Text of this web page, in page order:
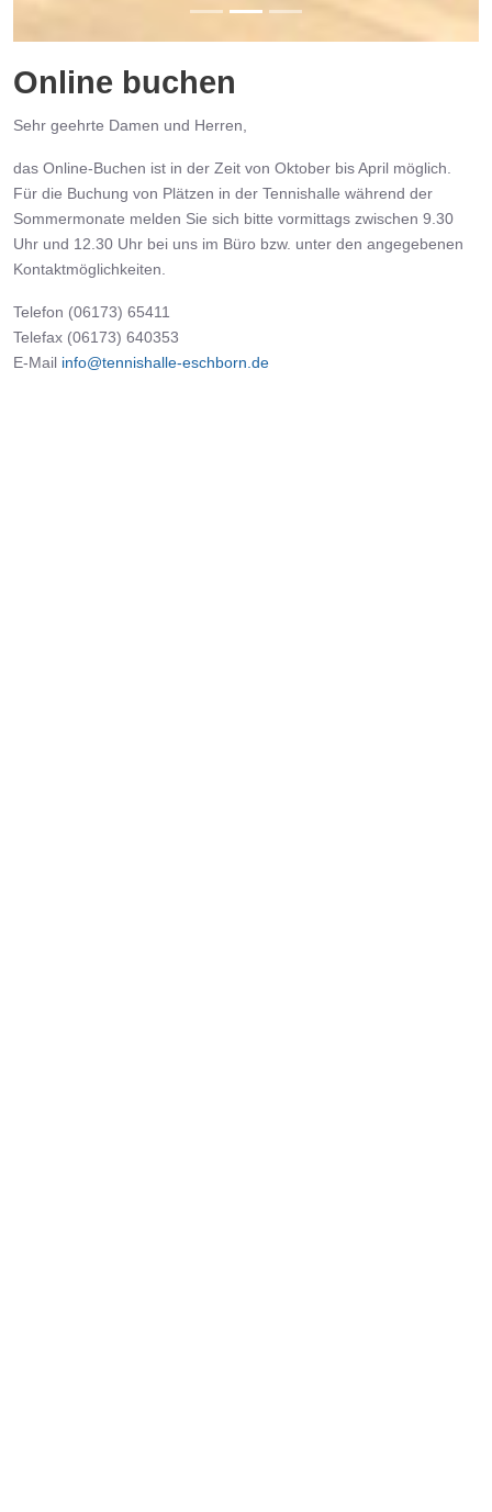
Online buchen
Sehr geehrte Damen und Herren,
das Online-Buchen ist in der Zeit von Oktober bis April möglich.
Für die Buchung von Plätzen in der Tennishalle während der
Sommermonate melden Sie sich bitte vormittags zwischen 9.30
Uhr und 12.30 Uhr bei uns im Büro bzw. unter den angegebenen
Kontaktmöglichkeiten.
Telefon (06173) 65411
Telefax (06173) 640353
E-Mail info@tennishalle-eschborn.de